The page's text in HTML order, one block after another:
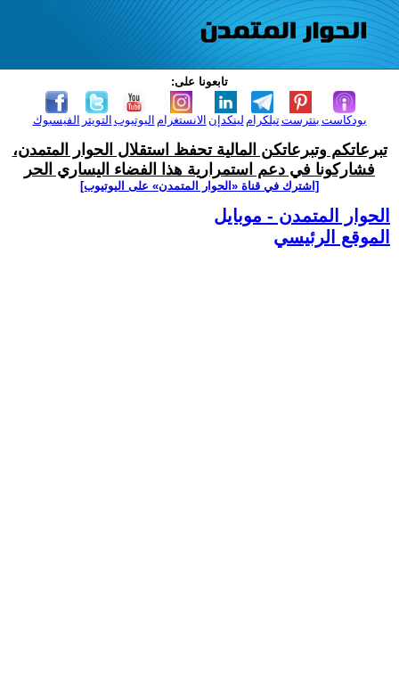
تابعونا على:
الفيسبوك التويتر اليوتيوب الانستغرام لينكدإن تيلكرامبنترست بودكاست
تبرعاتكم وتبرعاتكن المالية تحفظ استقلال الحوار المتمدن،
فشاركونا في دعم استمرارية هذا الفضاء اليساري الحر
[اشترك في قناة ‫«الحوار المتمدن» على اليوتيوب]
الحوار المتمدن - موبايل
الموقع الرئيسي